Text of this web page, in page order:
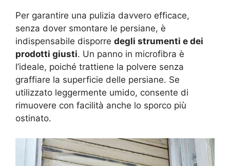
Per garantire una pulizia davvero efficace,
senza dover smontare le persiane, è
indispensabile disporre degli strumenti e dei
prodotti giusti. Un panno in microfibra è
l’ideale, poiché trattiene la polvere senza
graffiare la superficie delle persiane. Se
utilizzato leggermente umido, consente di
rimuovere con facilità anche lo sporco più
ostinato.